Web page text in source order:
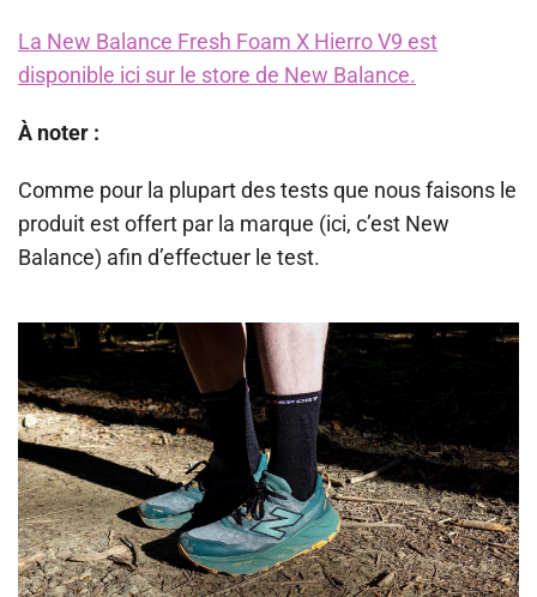
La New Balance Fresh Foam X Hierro V9 est
disponible ici sur le store de New Balance.
À noter :
Comme pour la plupart des tests que nous faisons le
produit est offert par la marque (ici, c’est New
Balance) afin d’effectuer le test.